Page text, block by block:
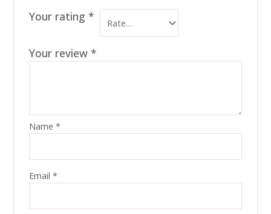
Your rating *
Your review *
Name *
Email *